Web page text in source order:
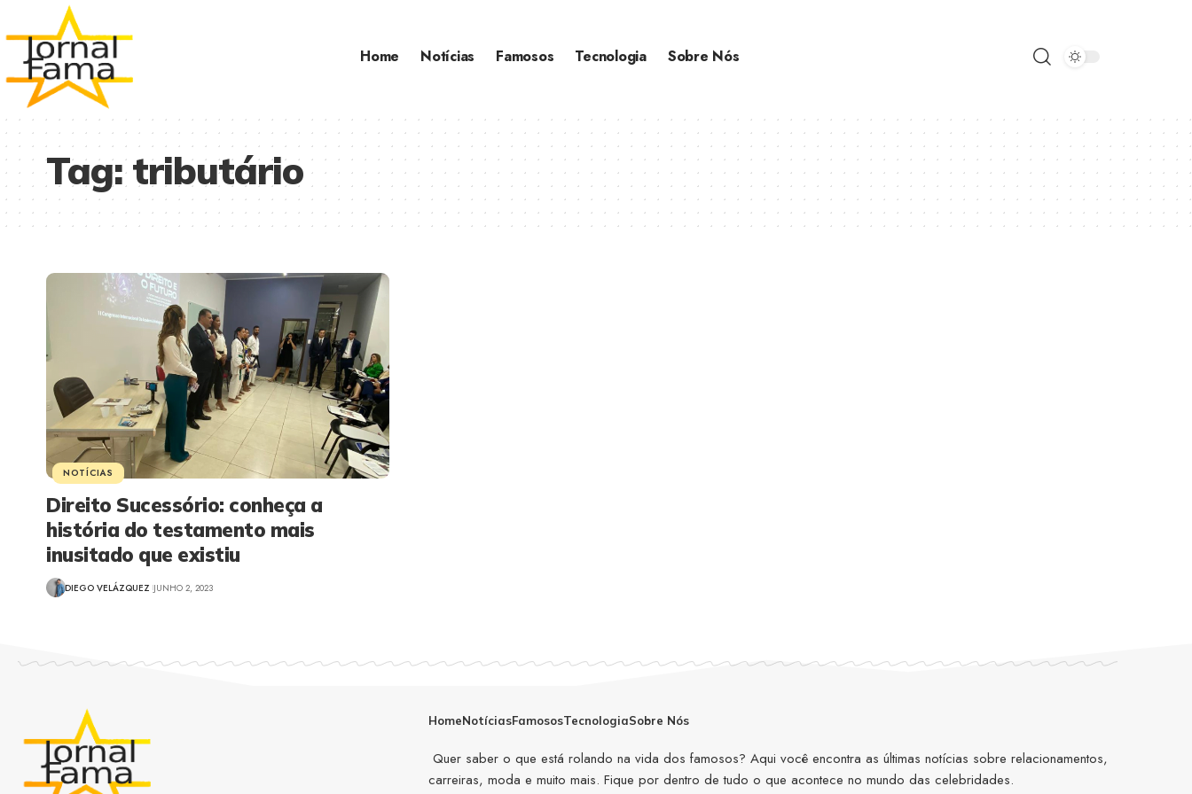
Home Notícias Famosos Tecnologia Sobre Nós
Tag:tributário
NOTÍCIAS
Direito Sucessório: conheça a
história do testamento mais
inusitado que existiu
DIEGO VELÁZQUEZ JUNHO 2, 2023
HomeNotíciasFamososTecnologiaSobre Nós
Quer saber o que está rolando na vida dos famosos? Aqui você encontra as últimas notícias sobre relacionamentos,
carreiras, moda e muito mais. Fique por dentro de tudo o que acontece no mundo das celebridades.